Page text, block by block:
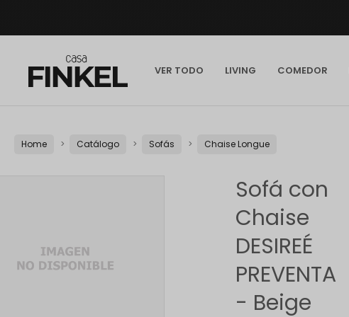
VER TODO LIVING COMEDOR
Home Catálogo Sofás Chaise Longue
Sofá con
Chaise
DESIREÉ
PREVENTA
- Beige